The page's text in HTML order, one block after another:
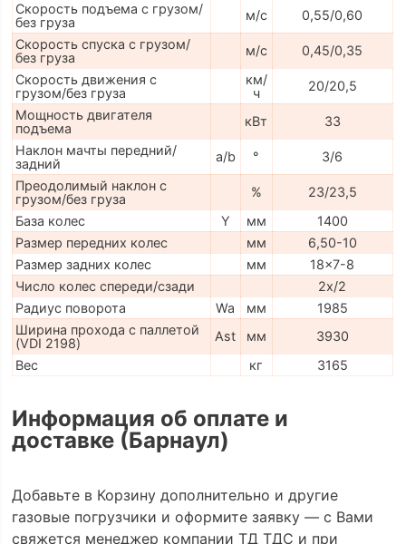
Скорость подъема с грузом/
без груза
м/с
0,55/0,60
Скорость спуска с грузом/
без груза
м/с
0,45/0,35
Скорость движения с
грузом/без груза
км/
ч
20/20,5
Мощность двигателя
подъема
кВт
33
Наклон мачты передний/
задний
a/b °
3/6
Преодолимый наклон с
грузом/без груза
%
23/23,5
База колес
Y мм
1400
Размер передних колес
мм
6,50-10
Размер задних колес
мм
18x7-8
Число колес спереди/сзади
2x/2
Радиус поворота
Wa мм
1985
Ширина прохода с паллетой
(VDI 2198)
Ast мм
3930
Вес
кг 3165
Информация об оплате и
доставке (Барнаул)
Добавьте в Корзину дополнительно и другие
газовые погрузчики и оформите заявку — с Вами
свяжется менеджер компании ТД ТДС и при